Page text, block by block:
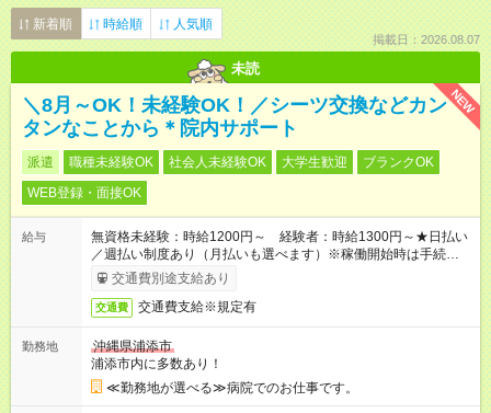
新着順 時給順 人気順
掲載日：2026.08.07
未読
NEW
＼8月～OK！未経験OK！／シーツ交換などカン
タンなことから＊院内サポート
派遣 職種未経験OK 社会人未経験OK 大学生歓迎
ブランクOK
WEB登録・面接OK
給与
無資格未経験：時給1200円～ 経験者：時給1300円～★日払い
／週払い制度あり（月払いも選べます）※稼働開始時は手続き完
了次第のお支払いとなります。
交通費別途支給あり
交通費 交通費支給※規定有
勤務地
沖縄県浦添市
浦添市内に多数あり！
≪勤務地が選べる≫病院でのお仕事です。